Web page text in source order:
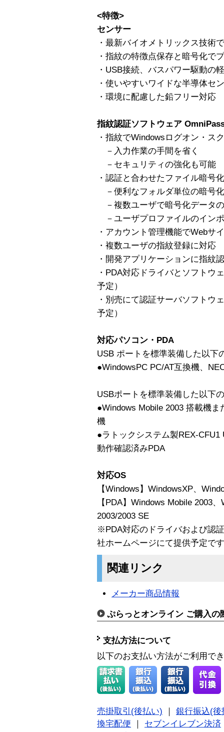
<特徴>
センサー
・最新バイオメトリックス技術
・指紋の特徴点保存と暗号化で
・USB接続、バスパワー駆動の
・使いやすいワイドな半導体セ
・環境に配慮した鉛フリー対応
指紋認証ソフトウェア
・指紋でWindowsログオン・ス
－入力作業の手間を省く
－セキュリティの強化も可能
・認証と合わせたファイル暗号
－便利なフォルダ単位の暗号化
－複数ユーザで暗号化データ
－ユーザプロファイルのイン
・アカウント管理機能でWebサ
・複数ユーザの指紋登録に対応
・開発アプリケーションに指紋
・PDA対応ドライバとソフトウ
予定）
・別売にて認証サーバソフトウ
予定）
対応パソコン・PDA
USB ポートを標準装備した以下
●WindowsPC PC/AT互換機、
USBポートを標準装備した以下
●Windows Mobile 2003 搭載機
機
●ラトックシステム製REX-
動作確認済みPDA
対応OS
【Windows】WindowsXP、
【PDA】Windows Mobile 2003
2003/2003 SE
※PDA対応のドライバおよび認
社ホームページにて提供予定で
関連リンク
メーカー商品情報
ぷらっとオンライン ご購入の
支払方法について
以下のお支払い方法がご利用で
売掛取引(後払い)
銀行振込(後
換宅配便
セブンイレブン決済